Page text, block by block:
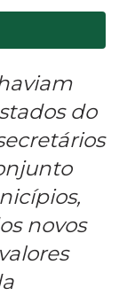
do
novos